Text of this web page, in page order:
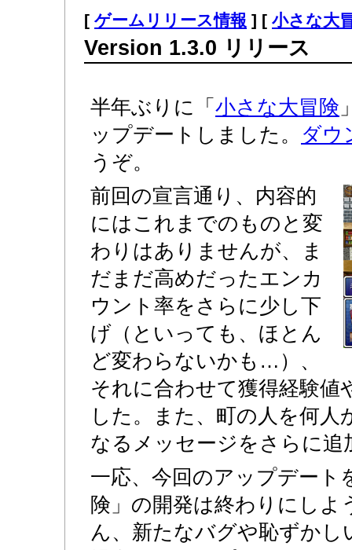
[ ゲームリリース情報 ] [ 小さな大
Version 1.3.0 リリース
半年ぶりに「 小さな大冒険
ップデートしました。
ダウ
うぞ。
前回の宣言通り、内容的
にはこれまでのものと変
わりはありませんが、ま
だまだ高めだったエンカ
ウント率をさらに少し下
げ（といっても、ほとん
ど変わらないかも…）、
それに合わせて獲得経験値
した。また、町の人を何
なるメッセージをさらに追
一応、今回のアップデート
険」の開発は終わりにしよ
ん、新たなバグや恥ずかし